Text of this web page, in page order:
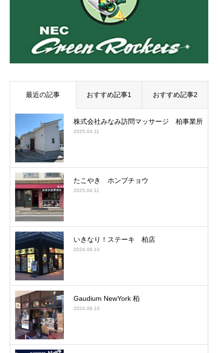
最近の記事 おすすめ記事1 おすすめ記事2
株式会社みなみ訪問マッサージ 柏事業所
2025.04.11
たこやき ホンブチョウ
2025.04.11
いきなり！ステーキ 柏店
2024.08.10
Gaudium NewYork 柏
2024.08.10